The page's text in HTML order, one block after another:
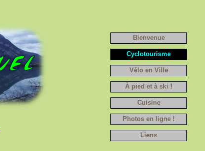
Bienvenue
Cyclotourisme
Vélo en Ville
À pied et à ski !
Cuisine
Photos en ligne !
Liens